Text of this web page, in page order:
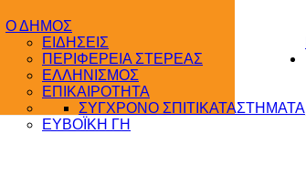
Ο ΔΗΜΟΣ
ΕΙΔΗΣΕΙΣ
ΠΕΡΙΦΕΡΕΙΑ ΣΤΕΡΕΑΣ
ΕΛΛΗΝΙΣΜΟΣ
ΕΠΙΚΑΙΡΟΤΗΤΑ
ΚΑΤΑΣΤΗΜΑΤΑ
ΣΥΓΧΡΟΝΟ ΣΠΙΤΙ
ΕΥΒΟΪΚΗ ΓΗ